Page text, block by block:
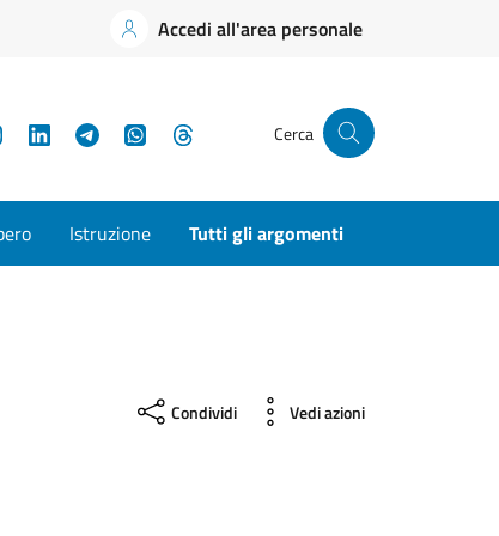
Accedi all'area personale
InstagramLinkedInTelegramWhatsApp Cerca
Istruzione Tutti gli argomenti
Condividi Vedi azioni